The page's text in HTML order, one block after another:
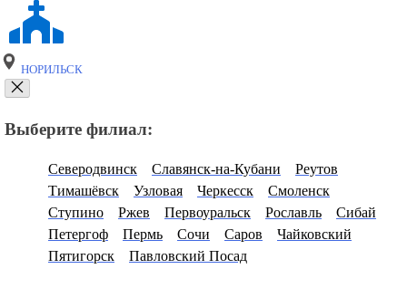
НОРИЛЬСК
Выберите филиал:
Северодвинск Славянск-на-Кубани
Реутов
Тимашёвск
Узловая Черкесск
Смоленск
Ступино
Ржев Первоуральск Рославль
Сибай
Петергоф
Пермь Сочи Саров
Чайковский
Пятигорск
Павловский Посад